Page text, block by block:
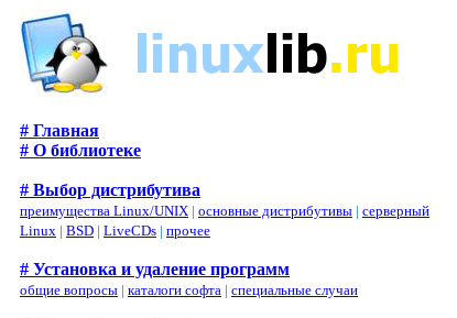
# Главная
# О библиотеке
# Выбор дистрибутива
преимущества Linux/UNIX | основные дистрибутивы | серверный
Linux | BSD | LiveCDs | прочее
# Установка и удаление программ
общие вопросы | каталоги софта | специальные случаи